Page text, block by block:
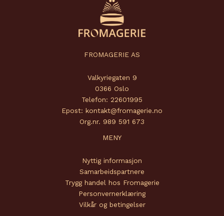
FROMAGERIE AS
Valkyriegaten 9
0366 Oslo
Telefon: 22601995
Epost: kontakt@fromagerie.no
Org.nr. 989 591 673
MENY
Nyttig informasjon
Samarbeidspartnere
Trygg handel hos Fromagerie
Personvernerklæring
Vilkår og betingelser